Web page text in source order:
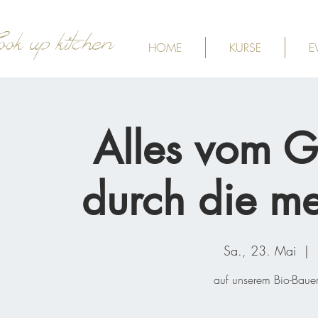
up kitchen HOME KURSE
Alles vom
durch die
Sa., 23. Mai
  |
auf unserem Bio-